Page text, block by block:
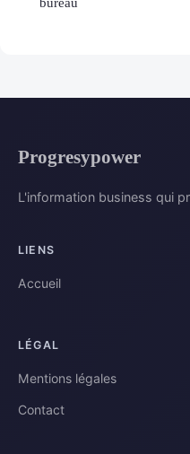
Progresypower
L'information business qui
LIENS
Accueil
LÉGAL
Mentions légales
Contact